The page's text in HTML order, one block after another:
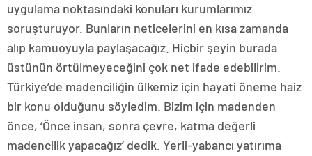
uygulama noktasındaki konuları kurumlarımız
soruşturuyor. Bunların neticelerini en kısa zamanda
alıp kamuoyuyla paylaşacağız. Hiçbir şeyin burada
üstünün örtülmeyeceğini çok net ifade edebilirim.
Türkiye’de madenciliğin ülkemiz için hayati öneme haiz
bir konu olduğunu söyledim. Bizim için madenden
önce, ‘Önce insan, sonra çevre, katma değerli
madencilik yapacağız’ dedik. Yerli-yabancı yatırıma